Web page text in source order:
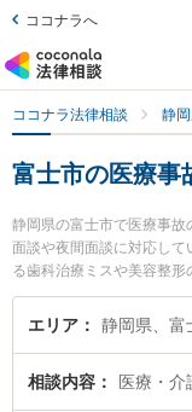
ココナラへ
ココナラ法律相談 静
富士市の医療事
静岡県の富士市で医療事
面談や夜間面談に対応し
る歯科治療ミスや美容整
り込み検索もでき便利で
律事務所の佐野 良行弁護
績豊富な近くの弁護士を
法律相談できる富士市内
エリア 静岡県、富
相談内容 医療・介